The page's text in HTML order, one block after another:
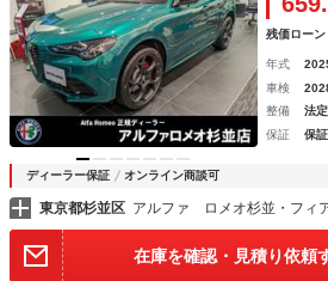
ｈ ＥＴＣ 純正２１インチアルミ
残価ローン
年式
車検
整備
法
保証
保
ディーラー保証 オンライン商談可
東京都杉並区
在庫を確認・見積り依頼